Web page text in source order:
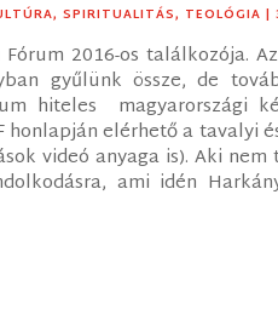
,SPIRITUALITÁS, TEOLÓGIA |
2016-os találkozója.
gyűlünk össze, de
hiteles magyarországi
honlapján elérhető a tavalyi
videó anyaga is). Aki
ami idén